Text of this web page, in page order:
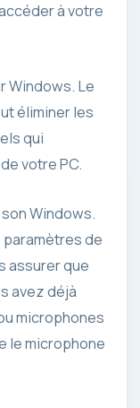
à votre
Windows. Le
éliminer les
qui
votre PC.
Windows.
paramètres de
assurer que
avez déjà
microphones
le microphone